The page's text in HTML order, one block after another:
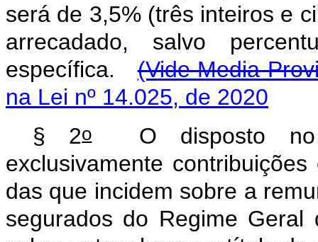
será de 3,5% (três inteiros e
arrecadado,
salvo
específica.(Vide Media
na Lei nº 14.025, de 2020
§
2o O disposto no
exclusivamente contribuições
das que incidem sobre a
segurados do Regime Geral